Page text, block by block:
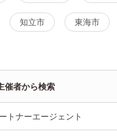
知立市 東海市
催者から検索
トナーエージェント